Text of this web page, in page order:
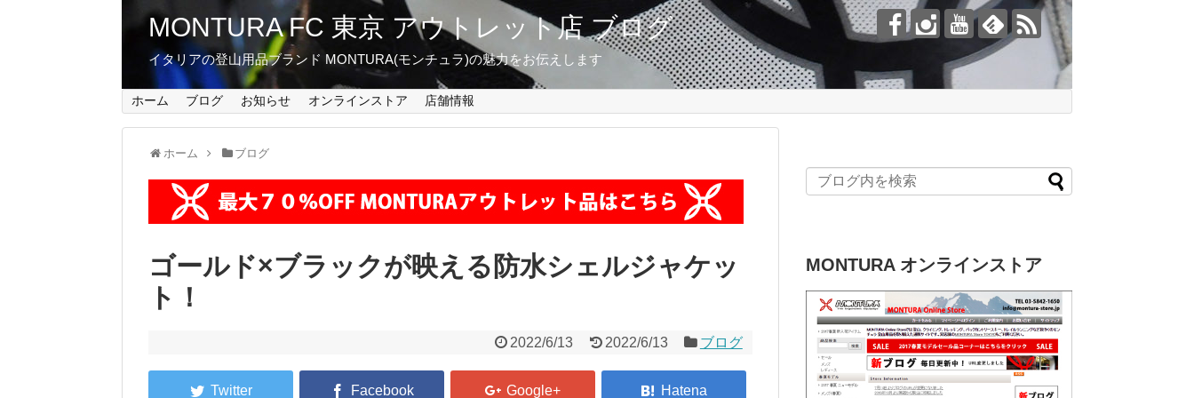
MONTURA FC 東京 アウトレット店 ブログ
イタリアの登山用品ブランド MONTURA(モンチュラ)の魅力をお伝えします
ホーム ブログ お知らせ オンラインストア 店舗情報
ホーム ブログ
ゴールド×ブラックが映える防水シェルジャケッ
ト！
2022/6/13 2022/6/13 ブログ
MONTURA オンラインストア